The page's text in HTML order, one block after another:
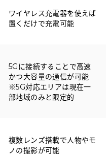
ワイヤレス充電器を使えば
置くだけで充電可能
5Gに接続することで高速
かつ大容量の通信が可能
※5G対応エリアは現在一
部地域のみと限定的
複数レンズ搭載で人物やモ
ノの撮影が可能